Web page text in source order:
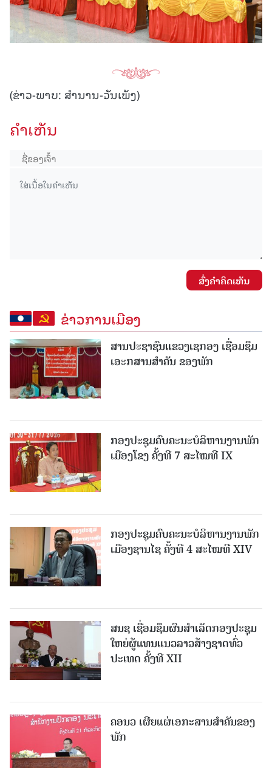
(ຂ່າວ-ພາບ: ສໍານານ-ວັນເພັງ)
ຄໍາເຫັນ
ສົ່ງຄໍາຄິດເຫັນ
ຂ່າວການເມືອງ
ສານປະຊາຊົນແຂວງເຊກອງ ເຊື່ອມຊຶມ
ເອະກສານສໍາຄັນ ຂອງພັກ
ກອງປະຊຸມຄົບຄະນະບໍລິຫານງານພັກ
ເມືອງໂຂງ ຄັ້ງທີ 7 ສະໄໝທີ IX
ກອງປະຊຸມຄົບຄະນະບໍລິຫານງານພັກ
ເມືອງຊານ​ໄຊ ຄັ້ງທີ 4 ສະໄໝທີ XIV
ສນຊ ເຊື່ອມຊຶມຜົນສໍາເລັດກອງປະຊຸມ
ໃຫຍ່ຜູ້ແທນແນວລາວສ້າງຊາດທົ່ວ
ປະເທດ ຄັ້ງທີ XII
ຄອນວ ເຜີຍແຜ່ເອກະສານສໍາຄັນຂອງ
ພັກ